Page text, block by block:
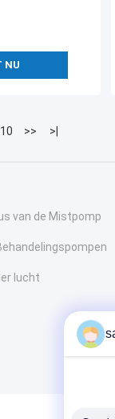
NU
10 >> >|
van de Mistpomp
lucht